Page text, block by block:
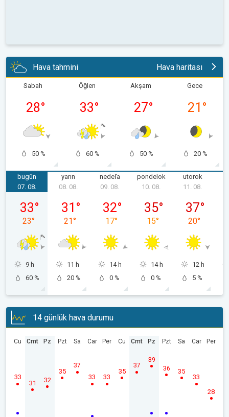
Hava tahmini Hava haritası
Sabah
28°
50 %
Öğlen
33°
60 %
Akşam
27°
50 %
Gece
21 °
20 %
bugün
piatok 07. 08.
07. 08.
33°
23°
9 h
60 %
yarın
08. 08.
31 °
21°
11 h
20 %
nedeľa
09. 08.
32°
17°
14 h
0 %
pondelok
10. 08.
35°
15°
14 h
0 %
utorok
11. 08.
37°
20°
12 h
5 %
14 günlük hava durumu
Cu
33
Cmt
31
Pz
32
Pzt
35
Sa
37
Car
33
Per
33
Cu
35
Cmt
37
Pz
39
Pzt
36
Sa
35
Car
33
Per
28